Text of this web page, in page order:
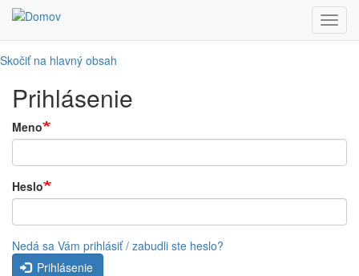
Skočiť na hlavný obsah
Prihlásenie
Meno
Heslo
Nedá sa Vám prihlásiť / zabudli ste heslo?
Prihlásenie